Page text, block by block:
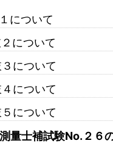
について
について
について
について
について
量士補試験No.２６